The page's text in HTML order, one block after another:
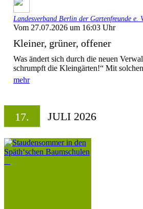
Landesverband Berlin der Gartenfreunde e.
Vom 27.07.2026 um 16:03 Uhr
Kleiner, grüner, offener
Was ändert sich durch die neuen
schrumpft die Kleingärten!“ Mit
mehr
17. JULI 2026